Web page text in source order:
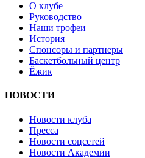
О клубе
Руководство
Наши трофеи
История
Спонсоры и партнеры
Баскетбольный центр
Ёжик
НОВОСТИ
Новости клуба
Пресса
Новости соцсетей
Новости Академии